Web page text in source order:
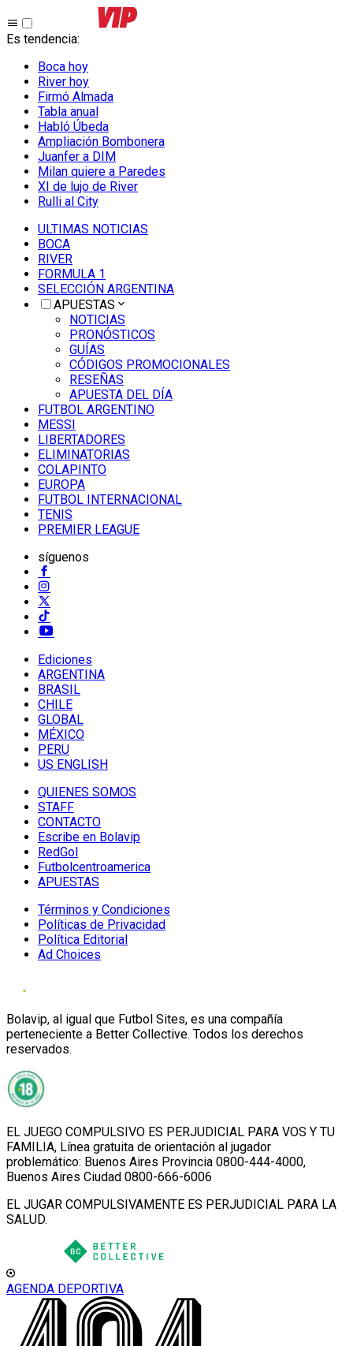
Es tendencia:
Boca hoy
River hoy
Firmó Almada
Tabla anual
Habló Úbeda
Ampliación Bombonera
Juanfer a DIM
Milan quiere a Paredes
XI de lujo de River
Rulli al City
ULTIMAS NOTICIAS
BOCA
RIVER
FORMULA 1
SELECCIÓN ARGENTINA
APUESTAS
NOTICIAS
PRONÓSTICOS
GUÍAS
CÓDIGOS PROMOCIONALES
RESEÑAS
APUESTA DEL DÍA
FUTBOL ARGENTINO
MESSI
LIBERTADORES
ELIMINATORIAS
COLAPINTO
EUROPA
FUTBOL INTERNACIONAL
TENIS
PREMIER LEAGUE
síguenos
Ediciones
ARGENTINA
BRASIL
CHILE
GLOBAL
MÉXICO
PERU
US ENGLISH
QUIENES SOMOS
STAFF
CONTACTO
Escribe en Bolavip
RedGol
Futbolcentroamerica
APUESTAS
Términos y Condiciones
Políticas de Privacidad
Política Editorial
Ad Choices
Bolavip, al igual que Futbol Sites, es una compañía
perteneciente a Better Collective. Todos los derechos
reservados.
EL JUEGO COMPULSIVO ES PERJUDICIAL PARA VOS Y TU
FAMILIA, Línea gratuita de orientación al jugador
problemático: Buenos Aires Provincia 0800-444-4000,
Buenos Aires Ciudad 0800-666-6006
EL JUGAR COMPULSIVAMENTE ES PERJUDICIAL PARA LA
SALUD.
AGENDA DEPORTIVA